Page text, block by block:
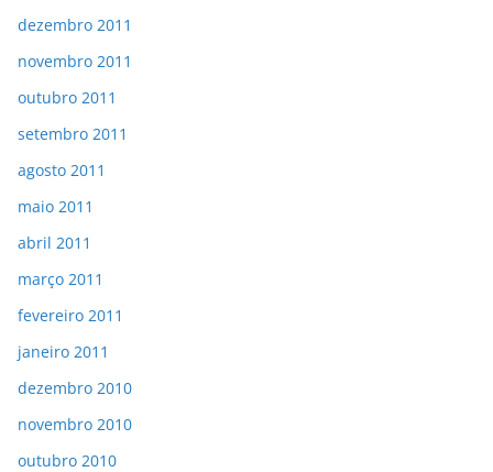
dezembro 2011
novembro 2011
outubro 2011
setembro 2011
agosto 2011
maio 2011
abril 2011
março 2011
fevereiro 2011
janeiro 2011
dezembro 2010
novembro 2010
outubro 2010